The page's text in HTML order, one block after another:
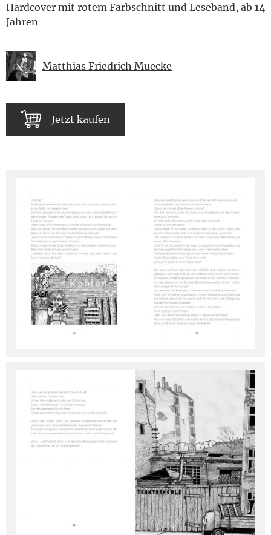
Hardcover mit rotem Farbschnitt und Leseband, ab 14
Jahren
Matthias Friedrich Muecke
Jetzt kaufen